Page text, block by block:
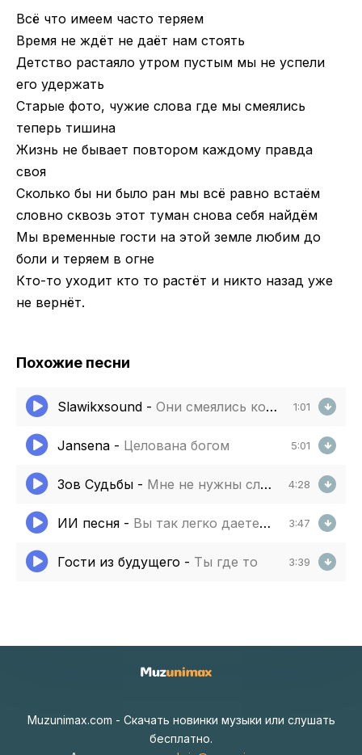
Всё что имеем часто теряем
Время не ждёт не даёт нам стоять
Детство растаяло утром пустым мы не успели
его удержать
Старые фото, чужие слова где мы смеялись
теперь тишина
Жизнь не бывает повтором каждому правда
своя
Сколько бы ни было ран мы всё равно встаём
словно сквозь этот туман снова себя найдём
Мы временные гости на этой земле любим до
боли и теряем в огне
Кто-то уходит кто то растёт и никто назад уже
не вернёт.
Похожие песни
Slawikxsound - Они смеялись когда я падал вниз 1:01
Jansena - Целована богом 5:01
Зов Судьбы - Мне не нужны слова я все уже знаю 4:28
ИИ песня - Вы так легко даете советы 3:47
Гости из будущего - Ты где то 3:39
Muzunimax.com - Скачать новинки музыки или слушать
бесплатно.